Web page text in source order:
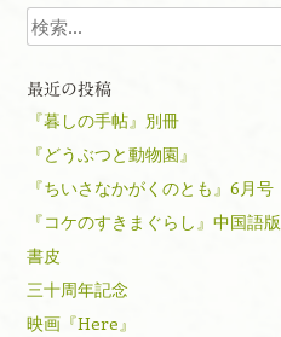
検索
最近の投稿
『暮しの手帖』別冊
『どうぶつと動物園』
『ちいさなかがくのとも』6月号
『コケのすきまぐらし』中国語版
書皮
三十周年記念
映画『Here』